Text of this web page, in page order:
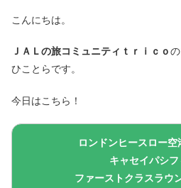
こんにちは。
ＪＡＬの旅コミュニティｔｒｉｃｏ
ひことらです。
今日はこちら！
ロンドンヒースロー空
キャセイパシフ
ファーストクラスラ